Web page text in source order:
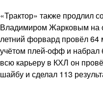
«Трактор» также продлил
Владимиром Жарковым на
летний форвард провёл 64
учётом плей-офф и набрал
всю карьеру в КХЛ он
шайбу и сделал 113